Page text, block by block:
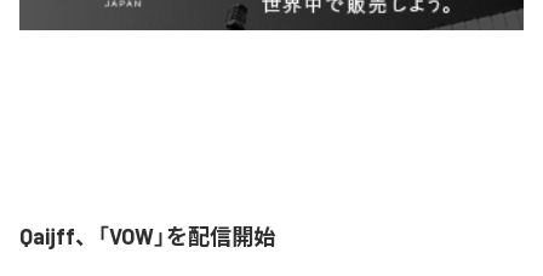
Qaijff、「VOW」を配信開始